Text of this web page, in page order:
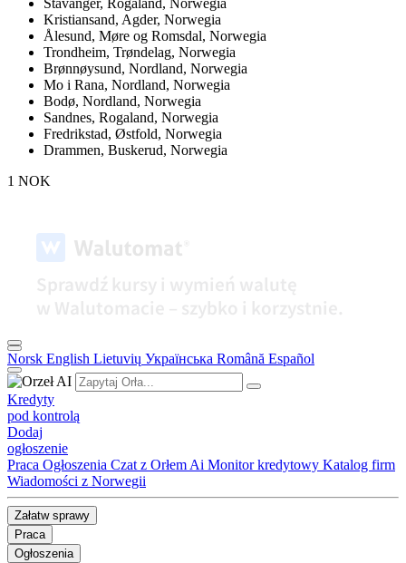
Stavanger, Rogaland, Norwegia
Kristiansand, Agder, Norwegia
Ålesund, Møre og Romsdal, Norwegia
Trondheim, Trøndelag, Norwegia
Brønnøysund, Nordland, Norwegia
Mo i Rana, Nordland, Norwegia
Bodø, Nordland, Norwegia
Sandnes, Rogaland, Norwegia
Fredrikstad, Østfold, Norwegia
Drammen, Buskerud, Norwegia
1 NOK
Norsk English Lietuvių Українська Română Español
Kredyty
pod kontrolą
Dodaj
ogłoszenie
Praca Ogłoszenia Czat z Orłem Ai Monitor kredytowy Katalog firm
Wiadomości z Norwegii
Załatw sprawy
Praca
Ogłoszenia